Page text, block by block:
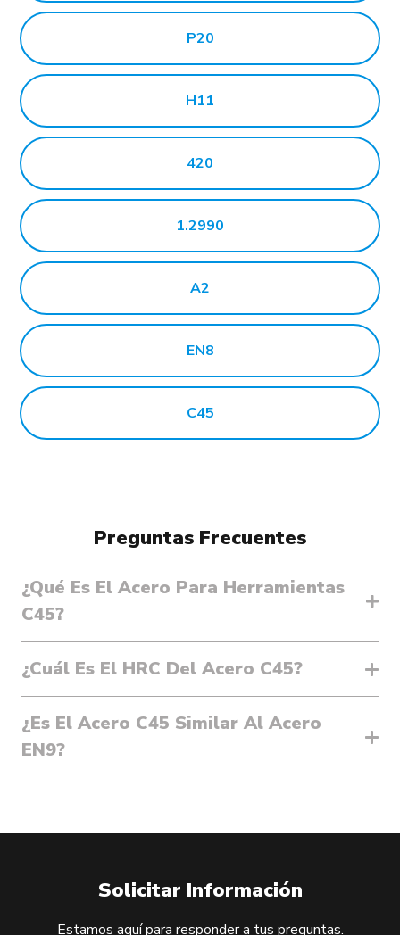
P20
H11
420
1.2990
A2
EN8
C45
Preguntas Frecuentes
¿Qué Es El Acero Para Herramientas
C45?
¿Cuál Es El HRC Del Acero C45?
¿Es El Acero C45 Similar Al Acero
EN9?
Solicitar Información
Estamos aquí para responder a tus preguntas.